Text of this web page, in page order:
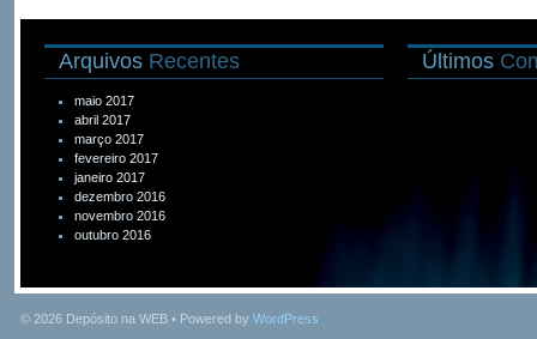
Arquivos Recentes
maio 2017
abril 2017
março 2017
fevereiro 2017
janeiro 2017
dezembro 2016
novembro 2016
outubro 2016
Últimos
© 2026 Depósito na WEB • Powered by WordPress